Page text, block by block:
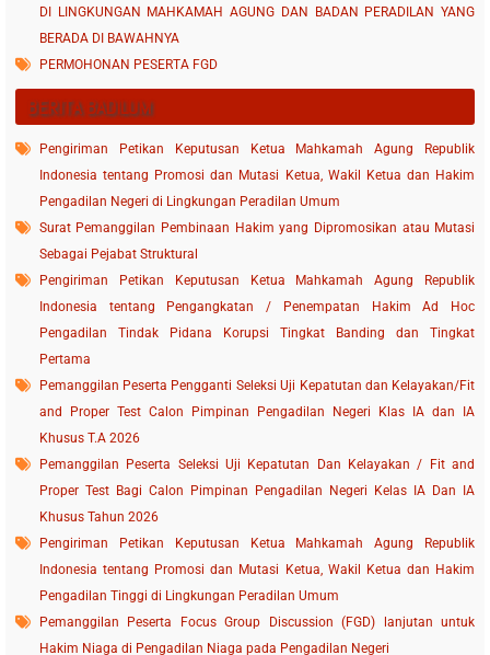
DI LINGKUNGAN MAHKAMAH AGUNG DAN BADAN PERADILAN YANG
BERADA DI BAWAHNYA
PERMOHONAN PESERTA FGD
BERITA BADILUM
Pengiriman Petikan Keputusan Ketua Mahkamah Agung Republik
Indonesia tentang Promosi dan Mutasi Ketua, Wakil Ketua dan Hakim
Pengadilan Negeri di Lingkungan Peradilan Umum
Surat Pemanggilan Pembinaan Hakim yang Dipromosikan atau Mutasi
Sebagai Pejabat Struktural
Pengiriman Petikan Keputusan Ketua Mahkamah Agung Republik
Indonesia tentang Pengangkatan / Penempatan Hakim Ad Hoc
Pengadilan Tindak Pidana Korupsi Tingkat Banding dan Tingkat
Pertama
Pemanggilan Peserta Pengganti Seleksi Uji Kepatutan dan Kelayakan/Fit
and Proper Test Calon Pimpinan Pengadilan Negeri Klas IA dan IA
Khusus T.A 2026
Pemanggilan Peserta Seleksi Uji Kepatutan Dan Kelayakan / Fit and
Proper Test Bagi Calon Pimpinan Pengadilan Negeri Kelas IA Dan IA
Khusus Tahun 2026
Pengiriman Petikan Keputusan Ketua Mahkamah Agung Republik
Indonesia tentang Promosi dan Mutasi Ketua, Wakil Ketua dan Hakim
Pengadilan Tinggi di Lingkungan Peradilan Umum
Pemanggilan Peserta Focus Group Discussion (FGD) lanjutan untuk
Hakim Niaga di Pengadilan Niaga pada Pengadilan Negeri